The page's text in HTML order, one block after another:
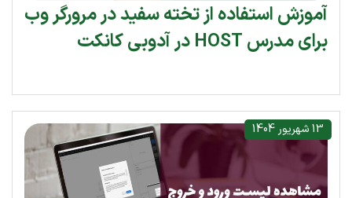
آموزش استفاده از تخته سفید در مرورگر وب
برای مدرس HOST در آدوبی کانکت
13 شهریور 1404